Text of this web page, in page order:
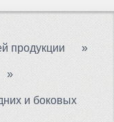
продукции »
»
и боковых